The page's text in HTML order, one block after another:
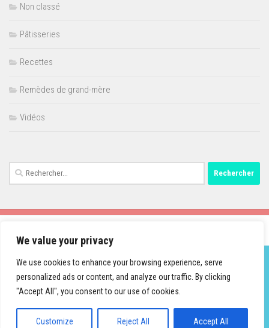
We value your privacy
We use cookies to enhance your browsing experience, serve
personalized ads or content, and analyze our traffic. By clicking
"Accept All", you consent to our use of cookies.
Customize Reject All Accept All
Non classé
Pâtisseries
Recettes
Remèdes de grand-mère
Vidéos
Rechercher :
Fièrement propulsé par - Conçu par